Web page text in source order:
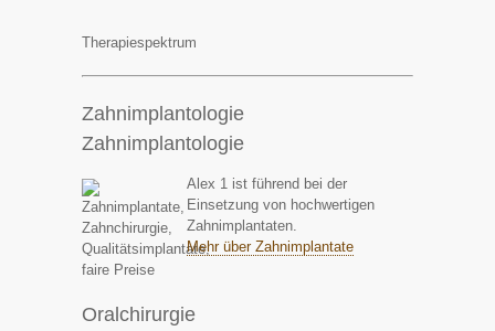
Therapiespektrum
Zahnimplantologie
Zahnimplantologie
Alex 1 ist führend bei der
Einsetzung von hochwertigen
Zahnimplantaten.
Mehr über Zahnimplantate
Oralchirurgie